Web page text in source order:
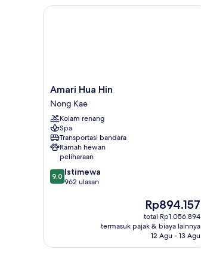
Room
Amari
Hua
Hin
Nong
Kae
Amari Hua Hin
Nong Kae
Kolam renang
Spa
Transportasi bandara
Ramah hewan
peliharaan
9.0
dari
9,0 Istimewa
962 ulasan
Harga
sekarang
Rp894.157
Rp894.157
total Rp1.056.894
termasuk pajak & biaya lainnya
12 Agu - 13 Agu
Amari Hua Hin